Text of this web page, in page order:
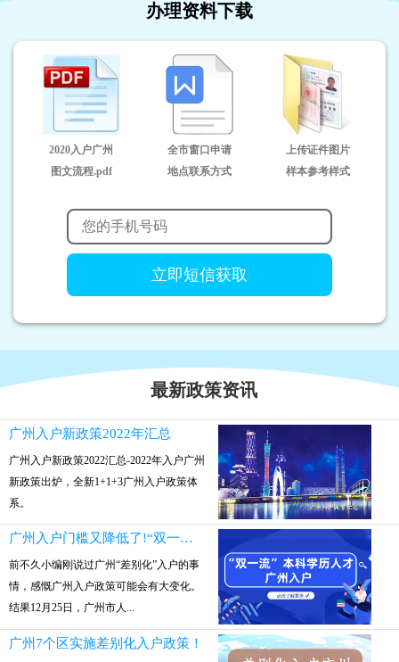
办理资料下载
2020入户广州
图文流程.pdf
全市窗口申请
地点联系方式
上传证件图片
样本参考样式
最新政策资讯
广州入户新政策2022年汇总
广州入户新政策2022汇总-2022年入户广州
新政策出炉，全新1+1+3广州入户政策体
系。
广州入户门槛又降低了!“双一流”本科参保就可入户
前不久小编刚说过广州“差别化”入户的事
情，感慨广州入户政策可能会有大变化。
结果12月25日，广州市人...
广州7个区实施差别化入户政策！